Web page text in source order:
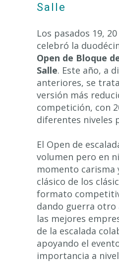
Salle
Los pasados 19,
celebró la
Open de Bloque
Salle. Este año, a
anteriores, se
versión más
competición, con
diferentes niveles
El Open de
volumen pero en
momento carisma
clásico de los
formato
dando guerra otro
las mejores
de la escalada
apoyando el
importancia a